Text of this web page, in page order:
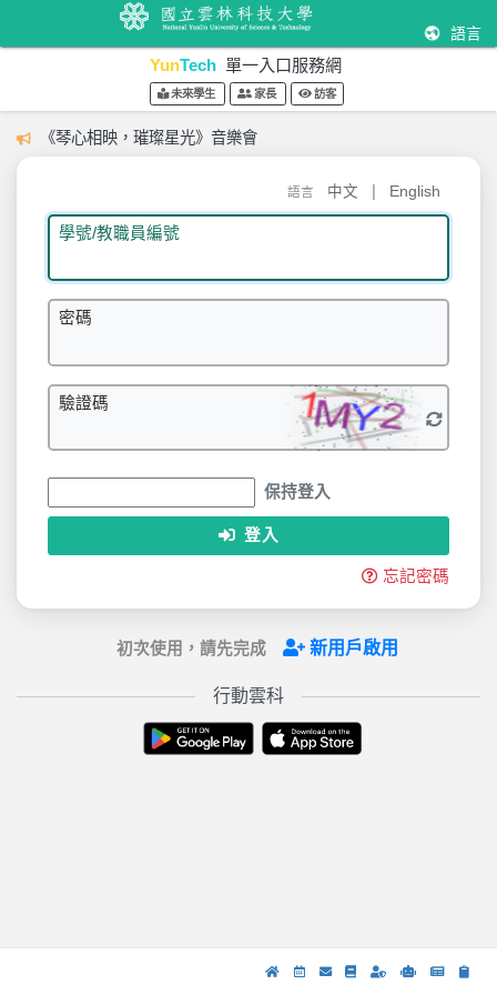
語言
YunTech 單一入口服務網
未來學生 家長 訪客
《琴心相映，璀璨星光》音樂會
語言 中文 English
學號/教職員編號
密碼
驗證碼
保持登入
登入
忘記密碼
初次使用，請先完成 新用戶啟用
行動雲科